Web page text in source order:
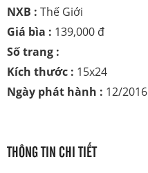
NXB : Thế Giới
Giá bìa : 139,000 đ
Số trang :
Kích thước : 15x24
Ngày phát hành : 12/2016
THÔNG TIN CHI TIẾT